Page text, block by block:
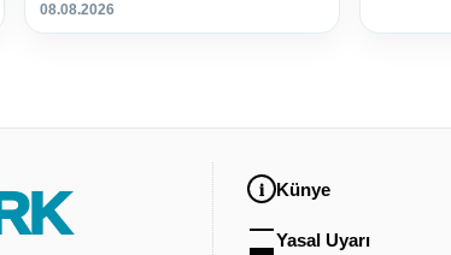
08.08.2026
Künye
Yasal Uyarı